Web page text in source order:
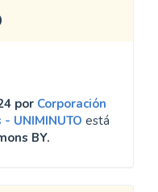
por Corporación
UNIMINUTO está
BY.